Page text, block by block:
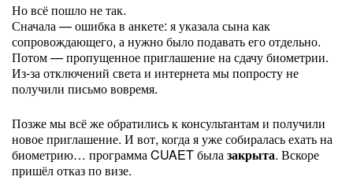
Но всё пошло не так.
Сначала — ошибка в анкете: я указала сына как
сопровождающего, а нужно было подавать его отдельно.
Потом — пропущенное приглашение на сдачу биометрии.
Из-за отключений света и интернета мы попросту не
получили письмо вовремя.
Позже мы всё же обратились к консультантам и получили
новое приглашение. И вот, когда я уже собиралась ехать на
биометрию… программа CUAET былазакрыта. Вскоре
пришёл отказ по визе.